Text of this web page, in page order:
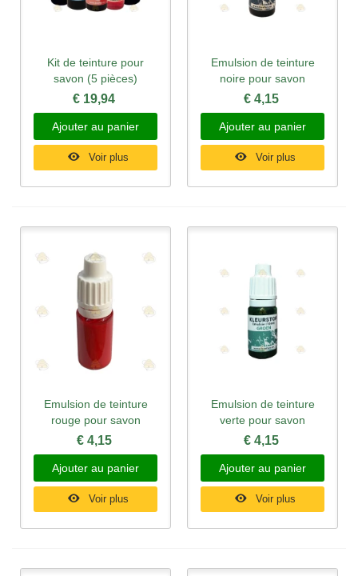
Kit de teinture pour
savon (5 pièces)
€ 19,94
Ajouter au panier
Voir plus
Emulsion de teinture
noire pour savon
€ 4,15
Ajouter au panier
Voir plus
Emulsion de teinture
rouge pour savon
€ 4,15
Ajouter au panier
Voir plus
Emulsion de teinture
verte pour savon
€ 4,15
Ajouter au panier
Voir plus